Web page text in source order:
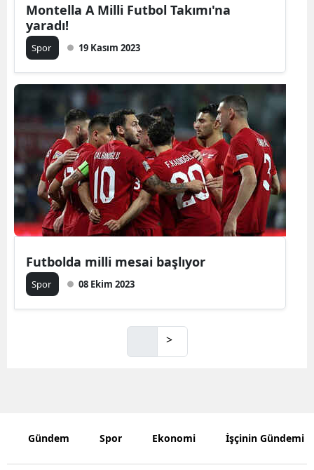
Montella A Milli Futbol Takımı'na
yaradı!
Spor 19 Kasım 2023
Futbolda milli mesai başlıyor
Spor 08 Ekim 2023
>
Gündem Spor Ekonomi İşçinin Gündemi